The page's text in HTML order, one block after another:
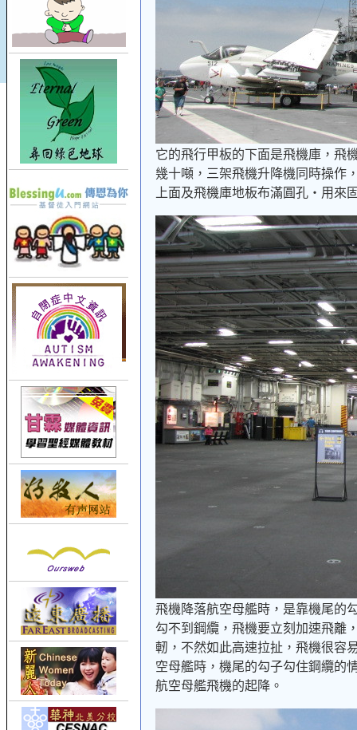
它的飛行甲板的下面是飛機庫，飛
幾十噸，三架飛機升降機同時操作
上面及飛機庫地板布滿圓孔‧用來
飛機降落航空母艦時，是靠機尾的
勾不到鋼纜，飛機要立刻加速飛離
軔，不然如此高速拉扯，飛機很容
空母艦時，機尾的勾子勾住鋼纜的
航空母艦飛機的起降。